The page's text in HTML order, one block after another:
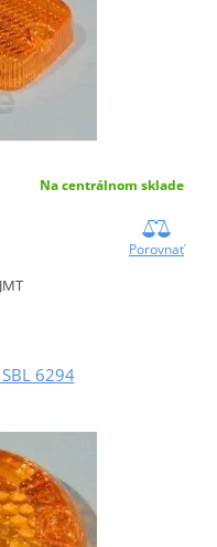
Na centrálnom sklade
Porovnať
6294